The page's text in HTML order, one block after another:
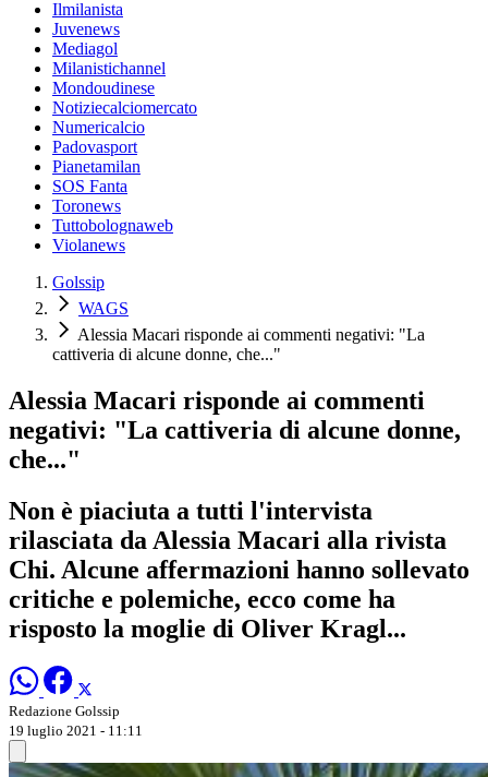
Ilmilanista
Juvenews
Mediagol
Milanistichannel
Mondoudinese
Notiziecalciomercato
Numericalcio
Padovasport
Pianetamilan
SOS Fanta
Toronews
Tuttobolognaweb
Violanews
Golssip
WAGS
Alessia Macari risponde ai commenti negativi: "La
cattiveria di alcune donne, che..."
Alessia Macari risponde ai commenti
negativi: "La cattiveria di alcune donne,
che..."
Non è piaciuta a tutti l'intervista
rilasciata da Alessia Macari alla rivista
Chi. Alcune affermazioni hanno sollevato
critiche e polemiche, ecco come ha
risposto la moglie di Oliver Kragl...
Redazione Golssip
19 luglio 2021 - 11:11